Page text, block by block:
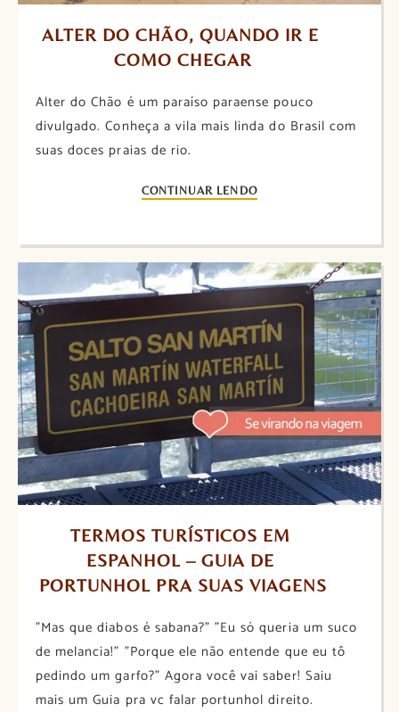
ALTER DO CHÃO, QUANDO IR E
COMO CHEGAR
Alter do Chão é um paraíso paraense pouco
divulgado. Conheça a vila mais linda do Brasil com
suas doces praias de rio.
CONTINUAR LENDO
TERMOS TURÍSTICOS EM
ESPANHOL – GUIA DE
PORTUNHOL PRA SUAS VIAGENS
"Mas que diabos é sabana?" "Eu só queria um suco
de melancia!" "Porque ele não entende que eu tô
pedindo um garfo?" Agora você vai saber! Saiu
mais um Guia pra vc falar portunhol direito.